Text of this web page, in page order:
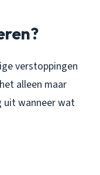
verstoppingen
alleen maar
uit wanneer wat